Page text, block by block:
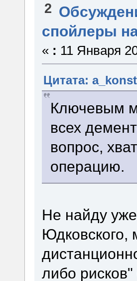
2
спойлеры
« : 11 Января
Цитата:
Ключевым
всех
вопрос,
операцию.
Не найду
Юдковского,
либо